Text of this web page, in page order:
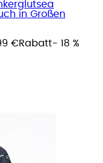
in Großen
€Rabatt- 18 %